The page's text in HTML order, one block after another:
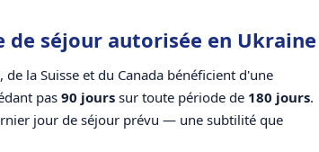
de séjour autorisée en Ukraine
, de la Suisse et du Canada bénéficient d'une
pas 90 jours sur toute période de 180 jours.
jour de séjour prévu — une subtilité que